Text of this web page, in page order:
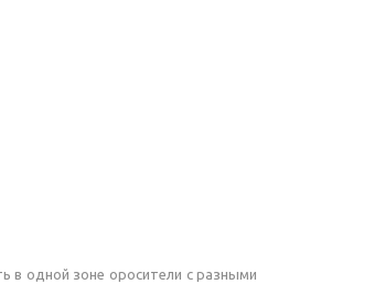
в одной зоне оросители с разными